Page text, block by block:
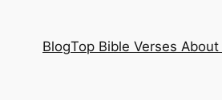
BlogTop Bible Verses